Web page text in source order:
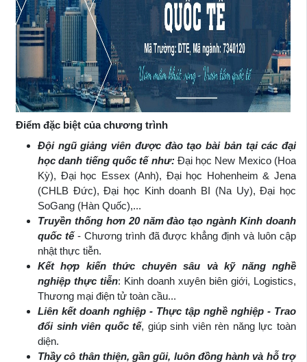
Điểm đặc biệt của chương trình
Đội ngũ giảng viên được đào tạo bài bản tại các đại
học danh tiếng quốc tế như:Đại học New Mexico (Hoa
Kỳ), Đại học Essex (Anh), Đại học Hohenheim & Jena
(CHLB Đức), Đại học Kinh doanh BI (Na Uy), Đại học
SoGang (Hàn Quốc),...
Truyền thống hơn 20 năm đào tạo ngành Kinh doanh
quốc tế- Chương trình đã được khẳng định và luôn cập
nhật thực tiễn.
Kết hợp kiến thức chuyên sâu và kỹ năng nghề
nghiệp thực tiễn: Kinh doanh xuyên biên giới, Logistics,
Thương mại điện tử toàn cầu...
Liên kết doanh nghiệp - Thực tập nghề nghiệp - Trao
đổi sinh viên quốc tế, giúp sinh viên rèn năng lực toàn
diện.
Thầy cô thân thiện, gần gũi, luôn đồng hành và hỗ trợ